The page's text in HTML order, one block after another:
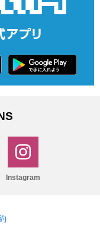
Instagram